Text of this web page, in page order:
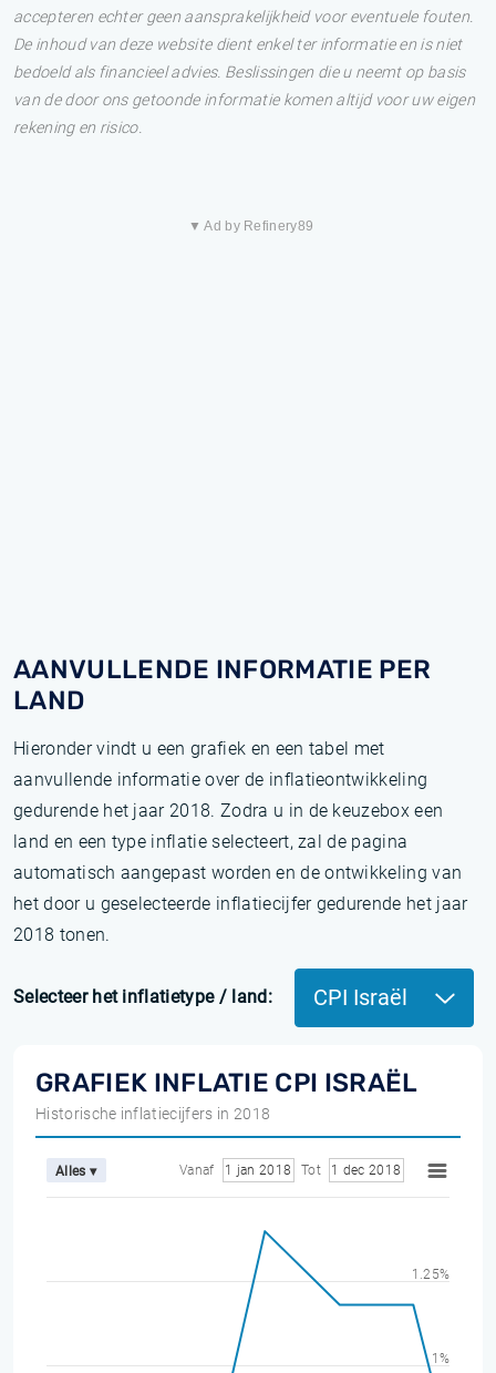
accepteren echter geen aansprakelijkheid voor eventuele fouten.
De inhoud van deze website dient enkel ter informatie en is niet
bedoeld als financieel advies. Beslissingen die u neemt op basis
van de door ons getoonde informatie komen altijd voor uw eigen
rekening en risico.
▼ Ad by Refinery89
AANVULLENDE INFORMATIE PER
LAND
Hieronder vindt u een grafiek en een tabel met
aanvullende informatie over de inflatieontwikkeling
gedurende het jaar 2018. Zodra u in de keuzebox een
land en een type inflatie selecteert, zal de pagina
automatisch aangepast worden en de ontwikkeling van
het door u geselecteerde inflatiecijfer gedurende het jaar
2018 tonen.
Selecteer het inflatietype / land: CPI Israël
GRAFIEK INFLATIE CPI ISRAËL
Historische inflatiecijfers in 2018
Alles ▾ Vanaf 1 jan 2018 Tot 1 dec 2018
1%
1.25%